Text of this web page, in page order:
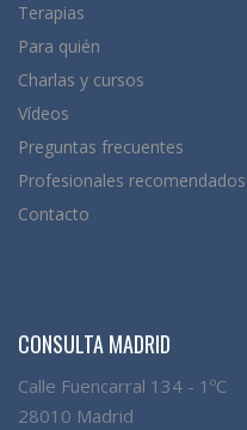
Terapias
Para quién
Charlas y cursos
Vídeos
Preguntas frecuentes
Profesionales recomendados
Contacto
CONSULTA MADRID
Calle Fuencarral 134 - 1ºC
28010 Madrid